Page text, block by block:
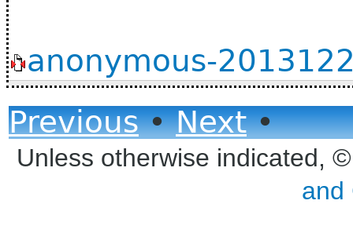
anonymous-
Previous•Next•
Unless otherwise indicated,
and